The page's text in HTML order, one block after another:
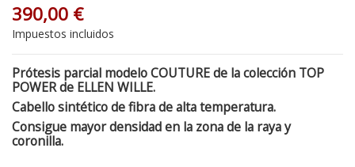
390,00 €
Impuestos incluidos
Prótesis parcial modelo COUTURE de la colección TOP
POWER de ELLEN WILLE.
Cabello sintético de fibra de alta temperatura.
Consigue mayor densidad en la zona de la raya y
coronilla.